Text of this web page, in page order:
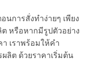
การสั่งทำง่ายๆ เพียง
หรือหากมีรูปตัวอย่าง
เราพร้อมให้คำ
ลิต ด้วยราคาเริ่มต้น